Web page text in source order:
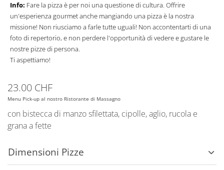
Info: Fare la pizza è per noi una questione di cultura. Offrire
un'esperienza gourmet anche mangiando una pizza è la nostra
missione! Non riusciamo a farle tutte uguali! Non accontentarti di una
foto di repertorio, e non perdere l'opportunità di vedere e gustare le
nostre pizze di persona.
Ti aspettiamo!
23.00 CHF
Menu Pick-up al nostro Ristorante di Massagno
con bistecca di manzo sfilettata, cipolle, aglio, rucola e
grana a fette
Dimensioni Pizze